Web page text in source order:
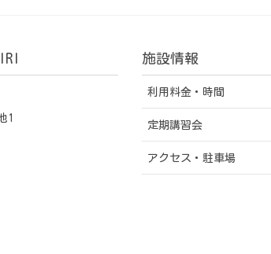
1
施設情報
利用料金・時間
定期講習会
アクセス・駐車場